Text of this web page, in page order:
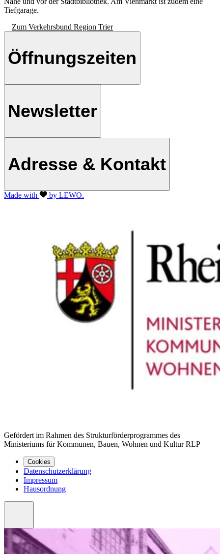
Tiefgarage.
Zum Verkehrsbund Region Trier
Öffnungszeiten
Newsletter
Adresse & Kontakt
Made with by LEWO.
Gefördert im Rahmen des Strukturförderprogrammes des
Ministeriums für Kommunen, Bauen, Wohnen und Kultur RLP
Cookies
Datenschutzerklärung
Impressum
Hausordnung